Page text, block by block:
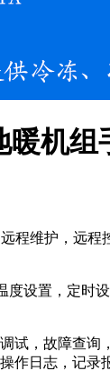
机组
程维护，远
设置，定时
试，故障查
日志，记